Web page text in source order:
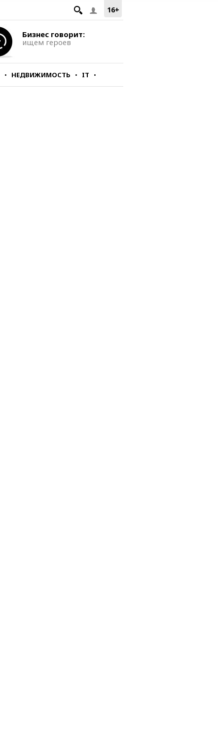
16+
Бизнес говорит:
ищем героев
НЕДВИЖИМОСТЬ IT